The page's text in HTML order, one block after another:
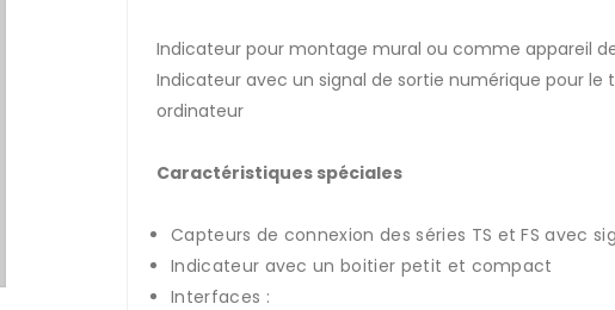
Indicateur pour montage mural ou comme appareil
Indicateur avec un signal de sortie numérique pour
ordinateur
Caractéristiques spéciales
Capteurs de connexion des séries TS et FS avec
Indicateur avec un boitier petit et compact
Interfaces :